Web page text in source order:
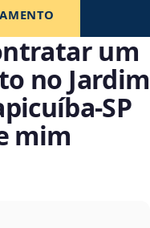
um
no Jardim
mim